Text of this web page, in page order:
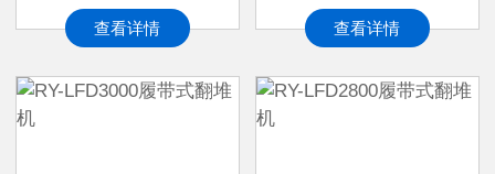
查看详情 查看详情